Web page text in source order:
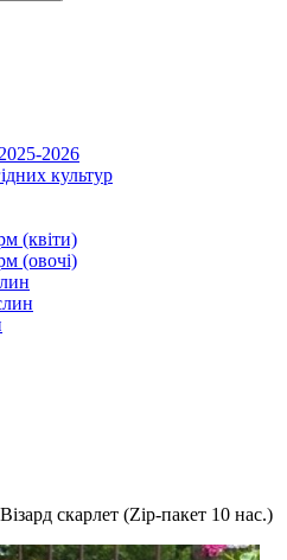
2026
культур
(квіти)
(овочі)
скарлет (Zip-пакет 10 нас.)